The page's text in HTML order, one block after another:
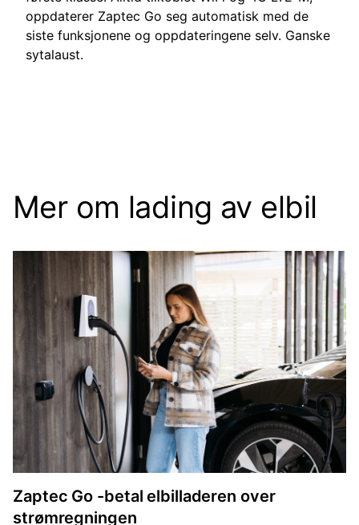
oppdaterer Zaptec Go seg automatisk med de
siste funksjonene og oppdateringene selv. Ganske
sytalaust.
Mer om lading av elbil
Zaptec Go -betal elbilladeren over
strømregningen